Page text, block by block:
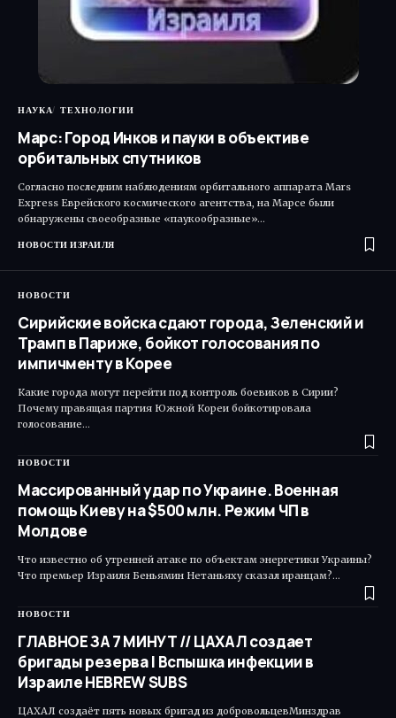
НАУКА ТЕХНОЛОГИИ
Марс: Город Инков и пауки в объективе
орбитальных спутников
Согласно последним наблюдениям орбитального аппарата Mars
Express Еврейского космического агентства, на Марсе были
обнаружены своеобразные «паукообразные»…
НОВОСТИ ИЗРАИЛЯ
НОВОСТИ
Сирийские войска сдают города, Зеленский и
Трамп в Париже, бойкот голосования по
импичменту в Корее
Какие города могут перейти под контроль боевиков в Сирии?
Почему правящая партия Южной Кореи бойкотировала
голосование…
НОВОСТИ
Массированный удар по Украине. Военная
помощь Киеву на $500 млн. Режим ЧП в
Молдове
Что известно об утренней атаке по объектам энергетики Украины?
Что премьер Израиля Беньямин Нетаньяху сказал иранцам?…
НОВОСТИ
ГЛАВНОЕ ЗА 7 МИНУТ // ЦАХАЛ создает
бригады резерва | Вспышка инфекции в
Израиле HEBREW SUBS
ЦАХАЛ создаёт пять новых бригад из добровольцевМинздрав